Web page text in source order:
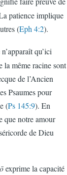
patience implique
(Eph 4:2).
qu’ici
la même racine sont
de l’Ancien
Psaumes pour
(Ps 145:9). En
que notre amour
de Dieu
exprime la capacité